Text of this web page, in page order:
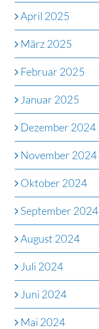
April 2025
März 2025
Februar 2025
Januar 2025
Dezember 2024
November 2024
Oktober 2024
September 2024
August 2024
Juli 2024
Juni 2024
Mai 2024